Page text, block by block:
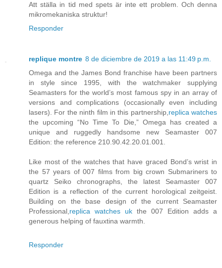
Att ställa in tid med spets är inte ett problem. Och denna
mikromekaniska struktur!
Responder
replique montre 8 de diciembre de 2019 a las 11:49 p.m.
Omega and the James Bond franchise have been partners
in style since 1995, with the watchmaker supplying
Seamasters for the world’s most famous spy in an array of
versions and complications (occasionally even including
lasers). For the ninth film in this partnership,replica watches
the upcoming “No Time To Die,” Omega has created a
unique and ruggedly handsome new Seamaster 007
Edition: the reference 210.90.42.20.01.001.
Like most of the watches that have graced Bond’s wrist in
the 57 years of 007 films from big crown Submariners to
quartz Seiko chronographs, the latest Seamaster 007
Edition is a reflection of the current horological zeitgeist.
Building on the base design of the current Seamaster
Professional,replica watches uk the 007 Edition adds a
generous helping of fauxtina warmth.
Responder